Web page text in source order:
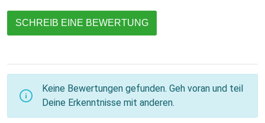
SCHREIB EINE BEWERTUNG
Keine Bewertungen gefunden. Geh voran und teil
Deine Erkenntnisse mit anderen.